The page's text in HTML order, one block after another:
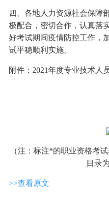
四、各地人力资源社会保障
极配合，密切合作，认真落
好考试期间疫情防控工作，
试平稳顺利实施。
附件：2021年度专业技术人
（注：标注*的职业资格考
目录
>>查看原文